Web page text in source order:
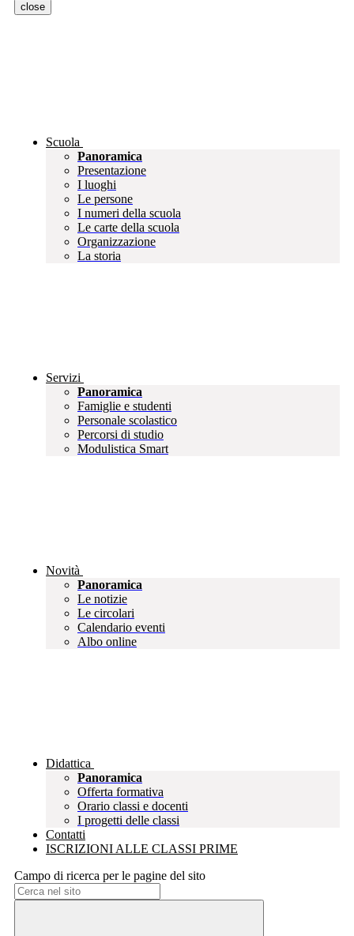
close
Scuola
Panoramica
Presentazione
I luoghi
Le persone
I numeri della scuola
Le carte della scuola
Organizzazione
La storia
Servizi
Panoramica
Famiglie e studenti
Personale scolastico
Percorsi di studio
Modulistica Smart
Novità
Panoramica
Le notizie
Le circolari
Calendario eventi
Albo online
Didattica
Panoramica
Offerta formativa
Orario classi e docenti
I progetti delle classi
Contatti
ISCRIZIONI ALLE CLASSI PRIME
Campo di ricerca per le pagine del sito